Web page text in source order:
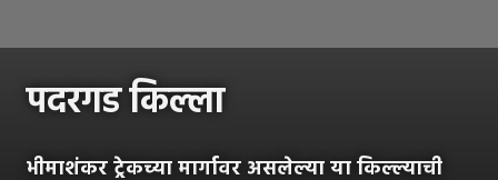
पदरगड किल्ला
भीमाशंकर ट्रेकच्या मार्गावर असलेल्या या किल्ल्याची